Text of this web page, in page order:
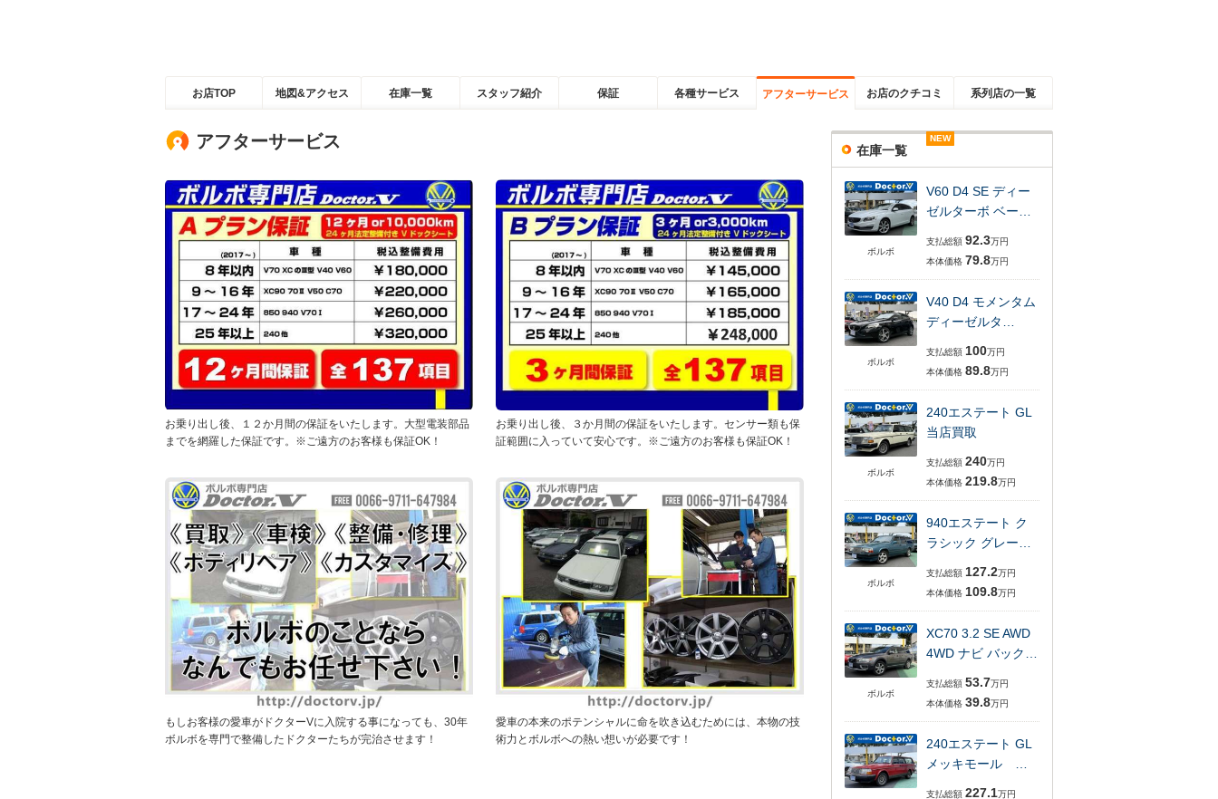
お店TOP 地図&アクセス 在庫一覧 スタッフ紹介 保証 各種サービス アフターサービス お店のクチコミ 系列店の一覧
アフターサービス
お乗り出し後、１２か月間の保証をいたします。大型電装部品
までを網羅した保証です。※ご遠方のお客様も保証OK！
お乗り出し後、３か月間の保証をいたします。センサー類も保
証範囲に入っていて安心です。※ご遠方のお客様も保証OK！
もしお客様の愛車がドクターVに入院する事になっても、30年
ボルボを専門で整備したドクターたちが完治させます！
愛車の本来のポテンシャルに命を吹き込むためには、本物の技
術力とボルボへの熱い想いが必要です！
在庫一覧
ボルボ
NEW
V60 D4 SE ディー
ゼルターボ ベー…
支払総額 92.3万円
本体価格 79.8万円
ボルボ
NEW
V40 D4 モメンタム
ディーゼルタ…
支払総額 100万円
本体価格 89.8万円
ボルボ
NEW
240エステート GL
当店買取
支払総額 240万円
本体価格 219.8万円
ボルボ
NEW
940エステート ク
ラシック グレー…
支払総額 127.2万円
本体価格 109.8万円
ボルボ
NEW
XC70 3.2 SE AWD
4WD ナビ バック…
支払総額 53.7万円
本体価格 39.8万円
240エステート GL
メッキモール …
支払総額 227.1万円